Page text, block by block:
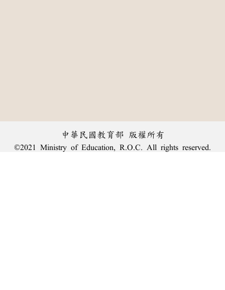
中華民國教育部 版權所有
©2021 Ministry of Education, R.O.C. All rights reserved.